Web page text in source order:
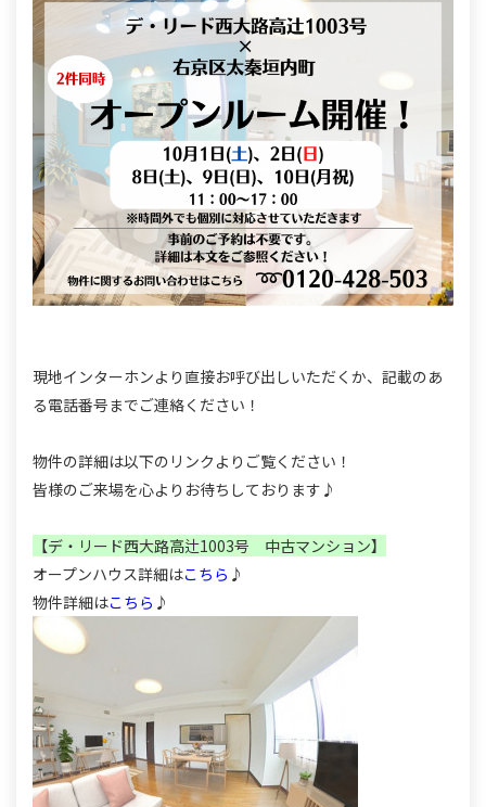
現地インターホンより直接お呼び出しいただくか、記載のあ
る電話番号までご連絡ください！
物件の詳細は以下のリンクよりご覧ください！
皆様のご来場を心よりお待ちしております♪
【デ・リード西大路高辻1003号 中古マンション】
オープンハウス詳細はこちら ♪
物件詳細はこちら ♪